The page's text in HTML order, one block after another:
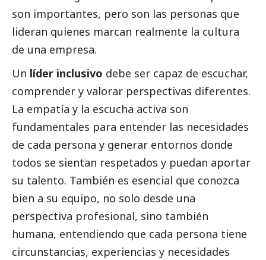
son importantes, pero son las personas que
lideran quienes marcan realmente la cultura
de una empresa.
Un líder inclusivo debe ser capaz de escuchar,
comprender y valorar perspectivas diferentes.
La empatía y la escucha activa son
fundamentales para entender las necesidades
de cada persona y generar entornos donde
todos se sientan respetados y puedan aportar
su talento. También es esencial que conozca
bien a su equipo, no solo desde una
perspectiva profesional, sino también
humana, entendiendo que cada persona tiene
circunstancias, experiencias y necesidades